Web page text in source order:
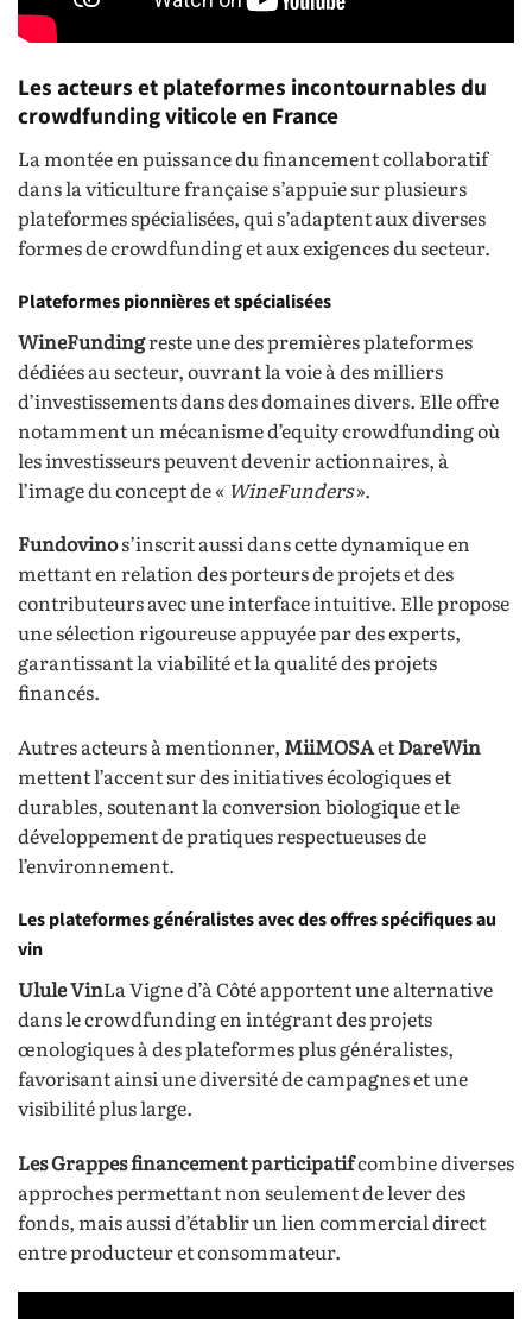
Les acteurs et plateformes incontournables du
crowdfunding viticole en France
La montée en puissance du financement collaboratif
dans la viticulture française s’appuie sur plusieurs
plateformes spécialisées, qui s’adaptent aux diverses
formes de crowdfunding et aux exigences du secteur.
Plateformes pionnières et spécialisées
WineFundingreste une des premières plateformes
dédiées au secteur, ouvrant la voie à des milliers
d’investissements dans des domaines divers. Elle offre
notamment un mécanisme d’equity crowdfunding où
les investisseurs peuvent devenir actionnaires, à
l’image du concept de « WineFunders».
Fundovinos’inscrit aussi dans cette dynamique en
mettant en relation des porteurs de projets et des
contributeurs avec une interface intuitive. Elle propose
une sélection rigoureuse appuyée par des experts,
garantissant la viabilité et la qualité des projets
financés.
Autres acteurs à mentionner, MiiMOSAetDareWin
mettent l’accent sur des initiatives écologiques et
durables, soutenant la conversion biologique et le
développement de pratiques respectueuses de
l’environnement.
Les plateformes généralistes avec des offres spécifiques au
vin
Ulule VinLa Vigne d’à Côté apportent une alternative
dans le crowdfunding en intégrant des projets
œnologiques à des plateformes plus généralistes,
favorisant ainsi une diversité de campagnes et une
visibilité plus large.
Les Grappes financement participatifcombine diverses
approches permettant non seulement de lever des
fonds, mais aussi d’établir un lien commercial direct
entre producteur et consommateur.